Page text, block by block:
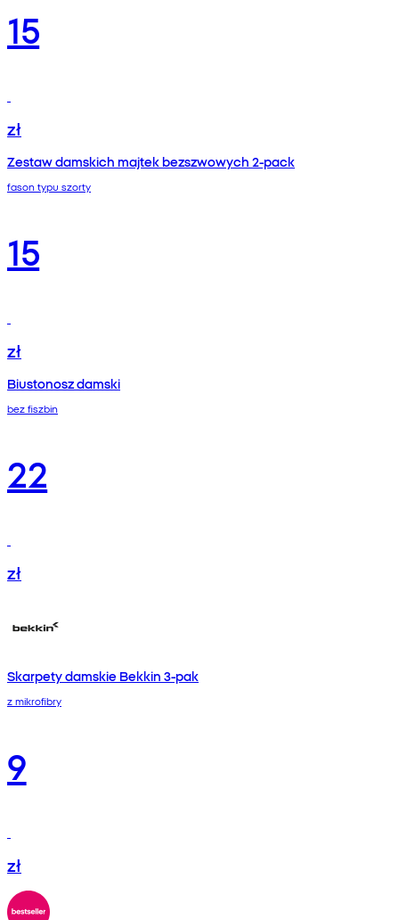
15
zł
Zestaw damskich majtek bezszwowych 2-pack
fason typu szorty
15
zł
Biustonosz damski
bez fiszbin
22
zł
Skarpety damskie Bekkin 3-pak
z mikrofibry
9
zł